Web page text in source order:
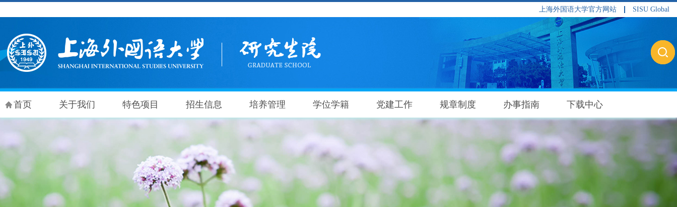
上海外国语大学官方网站 SISU Global
首页 关于我们 特色项目 招生信息 培养管理 学位学籍 党建工作 规章制度 办事指南 下载中心